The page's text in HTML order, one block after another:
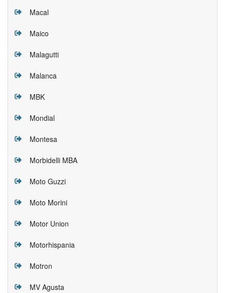
Macal
Maico
Malagutti
Malanca
MBK
Mondial
Montesa
Morbidelli MBA
Moto Guzzi
Moto Morini
Motor Union
Motorhispania
Motron
MV Agusta